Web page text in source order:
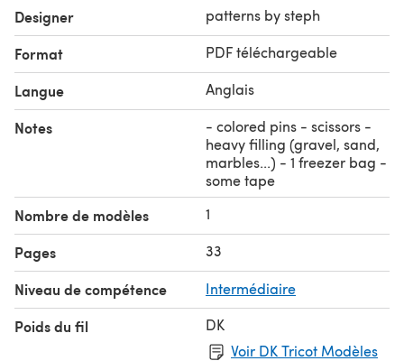
including translations to other languages and
modifications; do not redistribute, including publishing
on the internet.
✿ The finished figure/item is yours. :) Feel free to sell the
finished products, handmade by yourself (no mass
production). I'd love it if you would refer to my
Designer patterns by steph
Format PDF téléchargeable
Langue Anglais
Notes
- colored pins - scissors -
heavy filling (gravel, sand,
marbles...) - 1 freezer bag -
some tape
Nombre de modèles 1
Pages 33
Niveau de compétence Intermédiaire
Poids du fil
DK
Voir DK Tricot Modèles